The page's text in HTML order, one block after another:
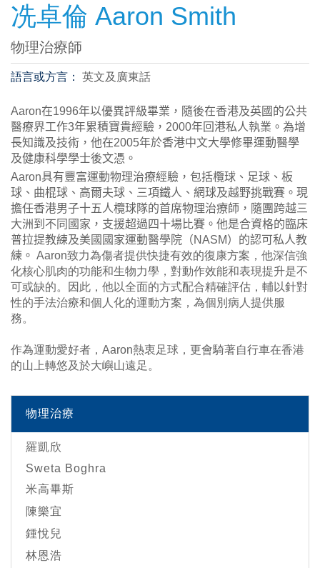
冼卓倫 Aaron Smith
物理治療師
語言或方言： 英文及廣東話
Aaron在1996年以優異評級畢業，隨後在香港及英國的公共
醫療界工作3年累積寶貴經驗 ， 2000年回港私人執業。為增
長知識及技術，他在2005年於香港中文大學修畢運動醫學
及健康科學學士後文憑。
Aaron具有豐富運動物理治療經驗，包括欖球、足球、板
球、曲棍球、高爾夫球、三項鐵人、網球及越野挑戰賽。現
擔任香港男子十五人欖球隊的首席物理治療師，隨團跨越三
大洲到不同國家，支援超過四十場比賽。他是合資格的臨床
普拉提教練及美國國家運動醫學院（NASM）的認可私人教
練。 Aaron致力為傷者提供快捷有效的復康方案，他深信強
化核心肌肉的功能和生物力學，對動作效能和表現提升是不
可或缺的。因此，他以全面的方式配合精確評估，輔以針對
性的手法治療和個人化的運動方案，為個別病人提供服
務。
作為運動愛好者，Aaron熱衷足球，更會騎著自行車在香港
的山上轉悠及於大嶼山遠足。
物理治療
羅凱欣
Sweta Boghra
米高畢斯
陳樂宜
鍾悅兒
林恩浩